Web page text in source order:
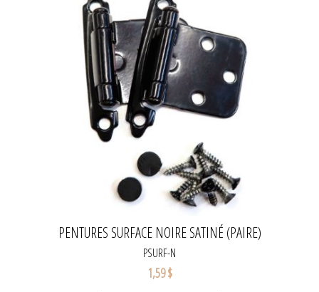
PENTURES SURFACE NOIRE SATINÉ (PAIRE)
PSURF-N
1,59 $